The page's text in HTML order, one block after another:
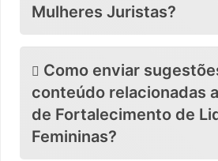
Mulheres Juristas?
Como enviar
conteúdo relacionadas
de Fortalecimento de
Femininas?